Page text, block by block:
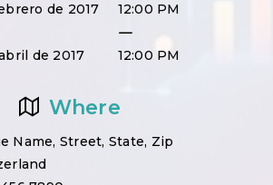
de 2017
de 2017
12:00 PM
12:00 PM
Where
Name, Street, State, Zip